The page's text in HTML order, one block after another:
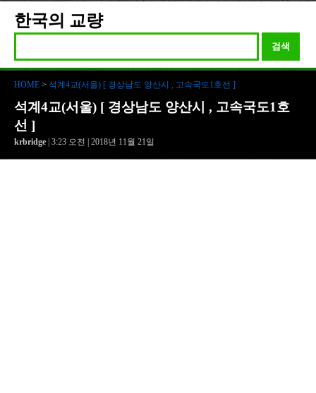
한국의 교량
검색
HOME > 석계4교(서울) [ 경상남도 양산시 , 고속국도1호선 ]
석계4교(서울) [ 경상남도 양산시 , 고속국도1호
선 ]
krbridge | 3:23 오전 | 2018년 11월 21일